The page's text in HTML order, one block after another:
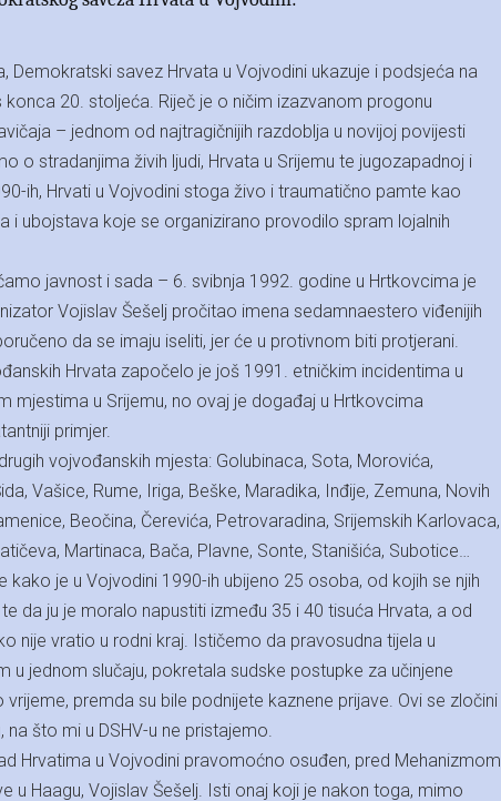
Demokratski savez Hrvata u Vojvodini ukazuje i podsjeća na
20. stoljeća. Riječ je o ničim izazvanom progonu
– jednom od najtragičnijih razdoblja u novijoj povijesti
o stradanjima živih ljudi, Hrvata u Srijemu te jugozapadnoj i
ih, Hrvati u Vojvodini stoga živo i traumatično pamte kao
i ubojstava koje se organizirano provodilo spram lojalnih
javnost i sada – 6. svibnja 1992. godine u Hrtkovcima je
Vojislav Šešelj pročitao imena sedamnaestero viđenijih
da se imaju iseliti, jer će u protivnom biti protjerani.
Hrvata započelo je još 1991. etničkim incidentima u
mjestima u Srijemu, no ovaj je događaj u Hrtkovcima
primjer.
vojvođanskih mjesta: Golubinaca, Sota, Morovića,
Vašice, Rume, Iriga, Beške, Maradika, Inđije, Zemuna, Novih
Beočina, Čerevića, Petrovaradina, Srijemskih Karlovaca,
Martinaca, Bača, Plavne, Sonte, Stanišića, Subotice…
je u Vojvodini 1990-ih ubijeno 25 osoba, od kojih se njih
da ju je moralo napustiti između 35 i 40 tisuća Hrvata, a od
nije vratio u rodni kraj. Ističemo da pravosudna tijela u
u jednom slučaju, pokretala sudske postupke za učinjene
premda su bile podnijete kaznene prijave. Ovi se zločini
što mi u DSHV-u ne pristajemo.
Hrvatima u Vojvodini pravomoćno osuđen, pred Mehanizmom
u Haagu, Vojislav Šešelj. Isti onaj koji je nakon toga, mimo